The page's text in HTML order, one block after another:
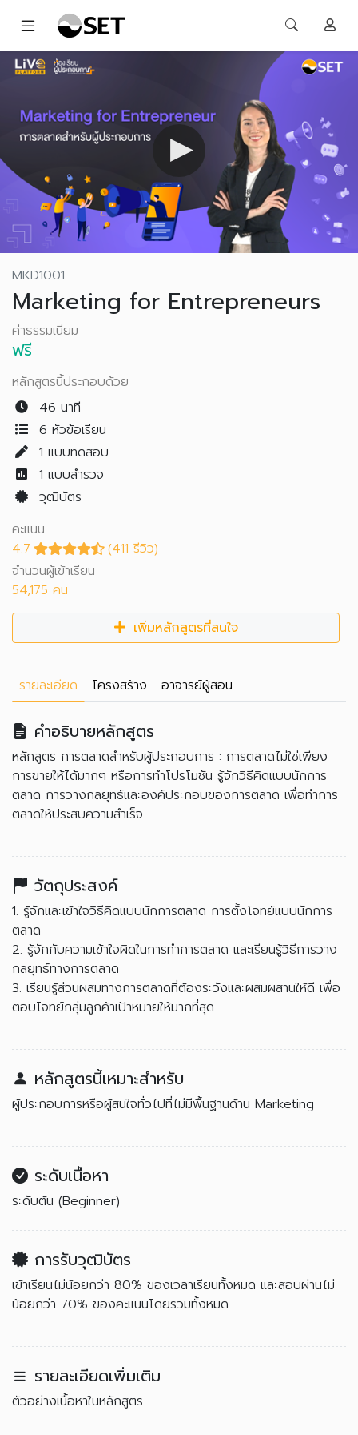
MKD1001
Marketing for Entrepreneurs
ค่าธรรมเนียม
ฟรี
หลักสูตรนี้ประกอบด้วย
46 นาที
6 หัวข้อเรียน
1 แบบทดสอบ
1 แบบสำรวจ
วุฒิบัตร
คะแนน
4.7
(411 รีวิว)
จำนวนผู้เข้าเรียน
54,175 คน
เพิ่มหลักสูตรที่สนใจ
รายละเอียด โครงสร้าง อาจารย์ผู้สอน
คำอธิบายหลักสูตร
หลักสูตร การตลาดสำหรับผู้ประกอบการ : การตลาดไม่ใช่เพียง
การขายให้ได้มากๆ หรือการทำโปรโมชัน รู้จักวิธีคิดแบบนักการ
ตลาด การวางกลยุทธ์และองค์ประกอบของการตลาด เพื่อทำการ
ตลาดให้ประสบความสำเร็จ
วัตถุประสงค์
1. รู้จักและเข้าใจวิธีคิดแบบนักการตลาด การตั้งโจทย์แบบนักการ
ตลาด
2. รู้จักกับความเข้าใจผิดในการทำการตลาด และเรียนรู้วิธีการวาง
กลยุทธ์ทางการตลาด
3. เรียนรู้ส่วนผสมทางการตลาดที่ต้องระวังและผสมผสานให้ดี เพื่อ
ตอบโจทย์กลุ่มลูกค้าเป้าหมายให้มากที่สุด
หลักสูตรนี้เหมาะสำหรับ
ผู้ประกอบการหรือผู้สนใจทั่วไปที่ไม่มีพื้นฐานด้าน Marketing
ระดับเนื้อหา
ระดับต้น (Beginner)
การรับวุฒิบัตร
เข้าเรียนไม่น้อยกว่า 80% ของเวลาเรียนทั้งหมด และสอบผ่านไม่
น้อยกว่า 70% ของคะแนนโดยรวมทั้งหมด
รายละเอียดเพิ่มเติม
ตัวอย่างเนื้อหาในหลักสูตร